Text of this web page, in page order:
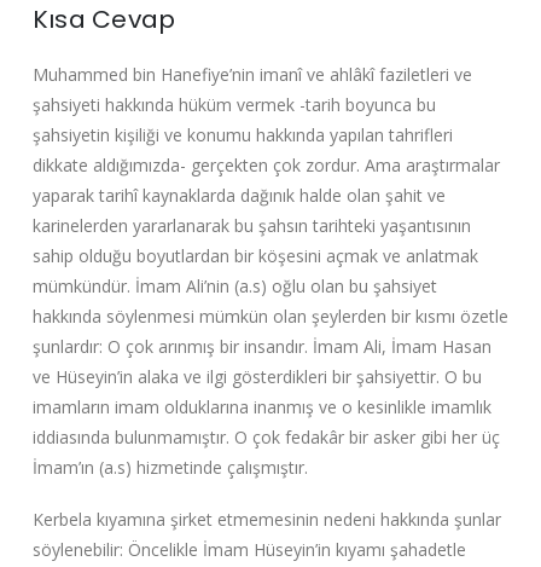
Kısa Cevap
Muhammed bin Hanefiye’nin imanî ve ahlâkî faziletleri ve
şahsiyeti hakkında hüküm vermek -tarih boyunca bu
şahsiyetin kişiliği ve konumu hakkında yapılan tahrifleri
dikkate aldığımızda- gerçekten çok zordur. Ama araştırmalar
yaparak tarihî kaynaklarda dağınık halde olan şahit ve
karinelerden yararlanarak bu şahsın tarihteki yaşantısının
sahip olduğu boyutlardan bir köşesini açmak ve anlatmak
mümkündür. İmam Ali’nin (a.s) oğlu olan bu şahsiyet
hakkında söylenmesi mümkün olan şeylerden bir kısmı özetle
şunlardır: O çok arınmış bir insandır. İmam Ali, İmam Hasan
ve Hüseyin’in alaka ve ilgi gösterdikleri bir şahsiyettir. O bu
imamların imam olduklarına inanmış ve o kesinlikle imamlık
iddiasında bulunmamıştır. O çok fedakâr bir asker gibi her üç
İmam’ın (a.s) hizmetinde çalışmıştır.
Kerbela kıyamına şirket etmemesinin nedeni hakkında şunlar
söylenebilir: Öncelikle İmam Hüseyin’in kıyamı şahadetle